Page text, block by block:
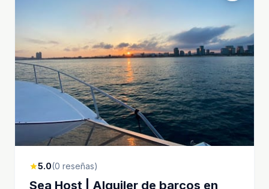
star5.0(0 reseñas)
Sea Host | Alquiler de barcos en